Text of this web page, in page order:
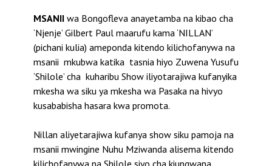
MSANII wa Bongofleva anayetamba na kibao cha
‘Njenje’ Gilbert Paul maarufu kama ‘NILLAN’
(pichani kulia) ameponda kitendo kilichofanywa na
msanii mkubwa katika tasnia hiyo Zuwena Yusufu
‘Shilole’ cha kuharibu Show iliyotarajiwa kufanyika
mkesha wa siku ya mkesha wa Pasaka na hivyo
kusababisha hasara kwa promota.
Nillan aliyetarajiwa kufanya show siku pamoja na
msanii mwingine Nuhu Mziwanda alisema kitendo